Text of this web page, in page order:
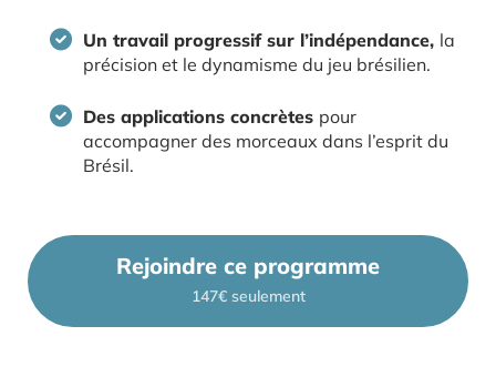
Un travail progressif sur l’indépendance, la
précision et le dynamisme du jeu brésilien.
Des applications concrètes pour
accompagner des morceaux dans l’esprit du
Brésil.
Rejoindre ce programme
147€ seulement